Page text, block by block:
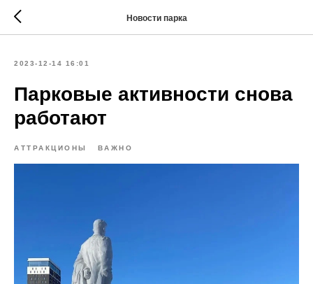
Новости парка
2023-12-14 16:01
Парковые активности снова
работают
АТТРАКЦИОНЫ ВАЖНО